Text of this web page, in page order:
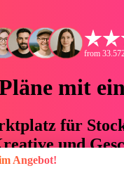
from
mit
für
und
an Zeit und